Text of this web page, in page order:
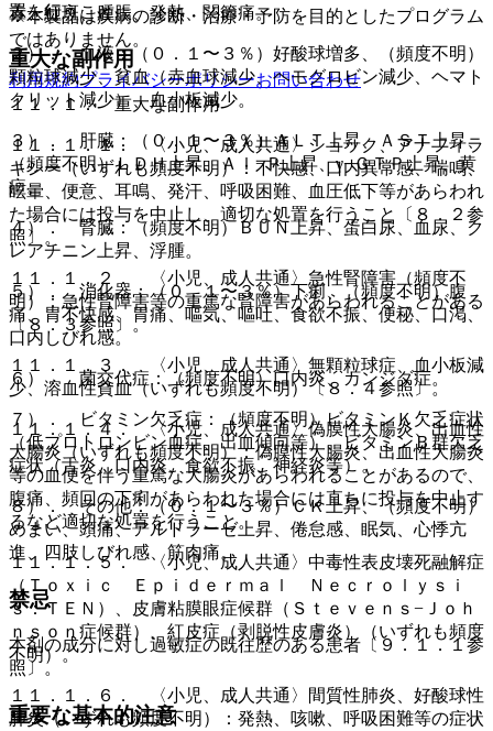
赤、紅斑、腫脹、発熱、関節痛。
２）． 血液：（０．１〜３％）好酸球増多、（頻度不明）
顆粒球減少、貧血（赤血球減少、ヘモグロビン減少、ヘマト
クリット減少）、血小板減少。
３）． 肝臓：（０．１〜３％）ＡＬＴ上昇、ＡＳＴ上昇、
（頻度不明）ＬＤＨ上昇、Ａｌ−Ｐ上昇、γ−ＧＴＰ上昇、黄
疸。
４）． 腎臓：（頻度不明）ＢＵＮ上昇、蛋白尿、血尿、ク
レアチニン上昇、浮腫。
５）． 消化器：（０．１〜３％）下痢、（頻度不明）腹
痛、胃不快感、胃痛、嘔気、嘔吐、食欲不振、便秘、口渇、
口内しびれ感。
６）． 菌交代症：（頻度不明）口内炎、カンジダ症。
７）． ビタミン欠乏症：（頻度不明）ビタミンＫ欠乏症状
（低プロトロンビン血症、出血傾向等）、ビタミンＢ群欠乏
症状（舌炎、口内炎、食欲不振、神経炎等）。
８）． その他：（０．１〜３％）ＣＫ上昇、（頻度不明）
めまい、頭痛、アルドラーゼ上昇、倦怠感、眠気、心悸亢
進、四肢しびれ感、筋肉痛。
禁忌
本剤の成分に対し過敏症の既往歴のある患者〔９．１．１参
照〕。
重要な基本的注意
置を行うこと。
重大な副作用
１１．１． 重大な副作用
１１．１．１． 〈小児、成人共通〉ショック、アナフィラ
キシー（いずれも頻度不明）：不快感、口内異常感、喘鳴、
眩暈、便意、耳鳴、発汗、呼吸困難、血圧低下等があらわれ
た場合には投与を中止し、適切な処置を行うこと〔８．２参
照〕。
１１．１．２． 〈小児、成人共通〉急性腎障害（頻度不
明）：急性腎障害等の重篤な腎障害があらわれることがある
〔８．３参照〕。
１１．１．３． 〈小児、成人共通〉無顆粒球症、血小板減
少、溶血性貧血（いずれも頻度不明）〔８．４参照〕。
１１．１．４． 〈小児、成人共通〉偽膜性大腸炎、出血性
大腸炎（いずれも頻度不明）：偽膜性大腸炎、出血性大腸炎
等の血便を伴う重篤な大腸炎があらわれることがあるので、
腹痛、頻回の下痢があらわれた場合には直ちに投与を中止す
るなど適切な処置を行うこと。
１１．１．５． 〈小児、成人共通〉中毒性表皮壊死融解症
（Ｔｏｘｉｃ Ｅｐｉｄｅｒｍａｌ Ｎｅｃｒｏｌｙｓｉ
ｓ：ＴＥＮ）、皮膚粘膜眼症候群（Ｓｔｅｖｅｎｓ−Ｊｏｈ
ｎｓｏｎ症候群）、紅皮症（剥脱性皮膚炎）（いずれも頻度
不明）。
１１．１．６． 〈小児、成人共通〉間質性肺炎、好酸球性
肺炎（いずれも頻度不明）：発熱、咳嗽、呼吸困難等の症状
※本製品は疾病の診断・治療・予防を目的としたプログラム
ではありません。
利用規約プライバシーポリシーお問い合わせ